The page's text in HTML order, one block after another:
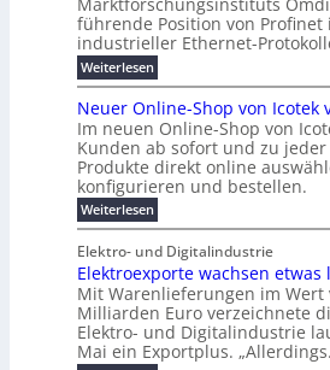
e
B
ü
o
k
r
a
i
e
n
g
e
n
e
i
s
t
n
E
t
e
r
a
t
P
l
u
g
F
e
s
t
t
e
r
e
s
K
a
b
e
l
m
a
n
a
e
m
e
n
t
2
0
%
i
m
e
r
t
e
n
H
a
l
b
j
a
h
r
2
0
2
w
r
d
n
e
u
r
W
a
g
o
-
C
E
O
n
k
e
l
s
t
e
c
k
e
r
ü
S
t
r
ö
m
e
b
führende Position von Profinet
industrieller Ethernet-
Weiterlesen:
P
r
o
i
n
e
t
f
ü
h
r
e
n
d
e
s
Neuer Online-Shop von Icotek
Im neuen Online-Shop von
Kunden ab sofort und zu jeder
Produkte direkt online
konfigurieren und bestellen.
Weiterlesen:
N
u
e
r
O
n
l
i
Elektro- und Digitalindustrie
Elektroexporte wachsen etwas
Mit Warenlieferungen im Wert
Milliarden Euro verzeichnete
Elektro- und Digitalindustrie
Mai ein Exportplus.